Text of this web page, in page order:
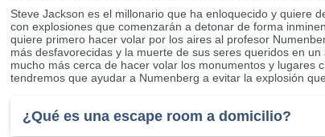
Steve Jackson es el millonario que ha enloquecido y quiere
con explosiones que comenzarán a detonar de forma
quiere primero hacer volar por los aires al profesor
más desfavorecidas y la muerte de sus seres queridos en
mucho más cerca de hacer volar los monumentos y lugares
tendremos que ayudar a Numenberg a evitar la explosión
¿Qué es una escape room a domicilio?